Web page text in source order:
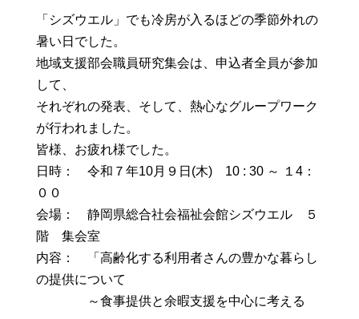
「シズウエル」でも冷房が入るほどの季節外れの
暑い日でした。
地域支援部会職員研究集会は、申込者全員が参加
して、
それぞれの発表、そして、熱心なグループワーク
が行われました。
皆様、お疲れ様でした。
日時： 令和７年10月９日(木) 10 : 30 ～ １4：
００
会場： 静岡県総合社会福祉会館シズウエル ５
階 集会室
内容： 「高齢化する利用者さんの豊かな暮らし
の提供について
～食事提供と余暇支援を中心に考える